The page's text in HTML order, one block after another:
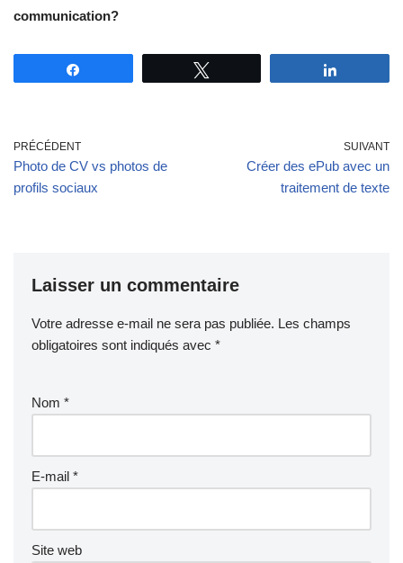
communication?
PRÉCÉDENT
Photo de CV vs photos de
profils sociaux
SUIVANT
Créer des ePub avec un
traitement de texte
Laisser un commentaire
Votre adresse e-mail ne sera pas publiée. Les champs
obligatoires sont indiqués avec *
Nom *
E-mail *
Site web